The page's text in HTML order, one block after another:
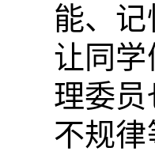
能、
让同
理委
不规